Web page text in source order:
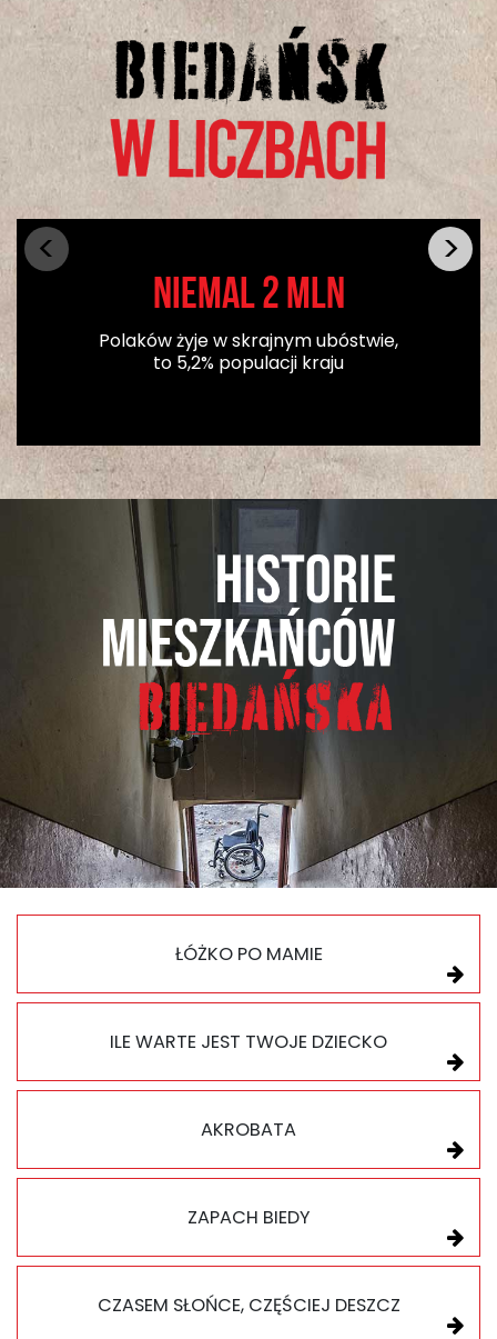
niemal 2 mln
Polaków żyje w skrajnym ubóstwie,
to 5,2% populacji kraju
ŁÓŻKO PO MAMIE
ILE WARTE JEST TWOJE DZIECKO
AKROBATA
ZAPACH BIEDY
CZASEM SŁOŃCE, CZĘŚCIEJ DESZCZ